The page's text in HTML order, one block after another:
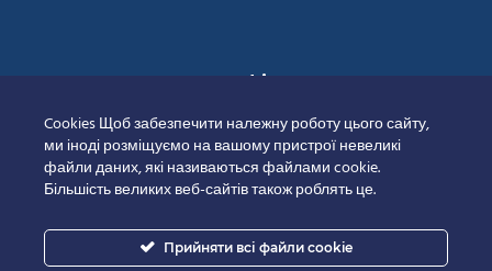
Сертифікати
Cookies Щоб забезпечити належну роботу цього сайту,
ми іноді розміщуємо на вашому пристрої невеликі
файли даних, які називаються файлами cookie.
Більшість великих веб-сайтів також роблять це.
Прийняти всі файли cookie